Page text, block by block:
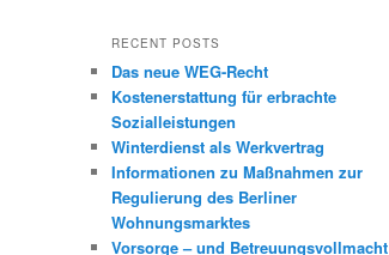
RECENT POSTS
Das neue WEG-Recht
Kostenerstattung für erbrachte
Sozialleistungen
Winterdienst als Werkvertrag
Informationen zu Maßnahmen zur
Regulierung des Berliner
Wohnungsmarktes
Vorsorge – und Betreuungsvollmacht